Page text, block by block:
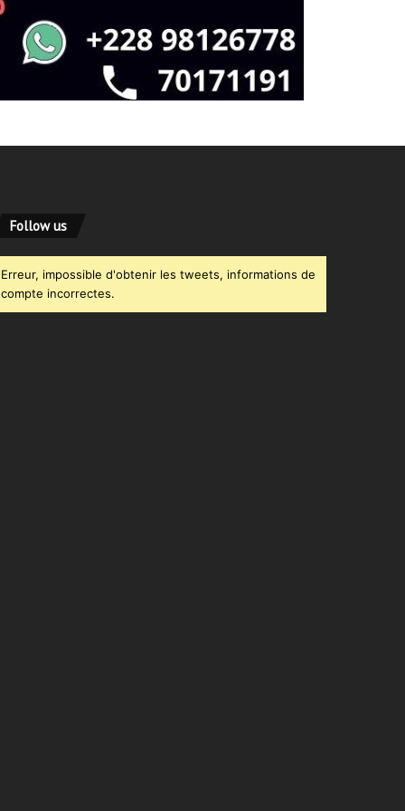
Follow us
Erreur, impossible d'obtenir les tweets, informations de
compte incorrectes.